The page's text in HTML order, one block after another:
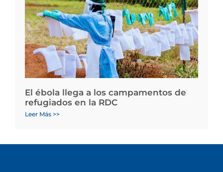
El ébola llega a los campamentos de
refugiados en la RDC
Leer Más >>